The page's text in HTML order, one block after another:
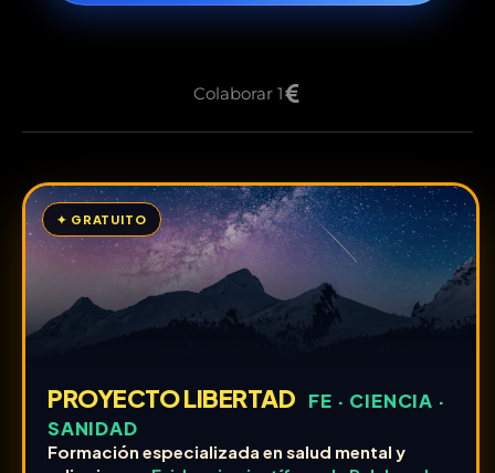
Colaborar 1
✦ GRATUITO
PROYECTO LIBERTAD
FE · CIENCIA ·
SANIDAD
Formación especializada en salud mental y